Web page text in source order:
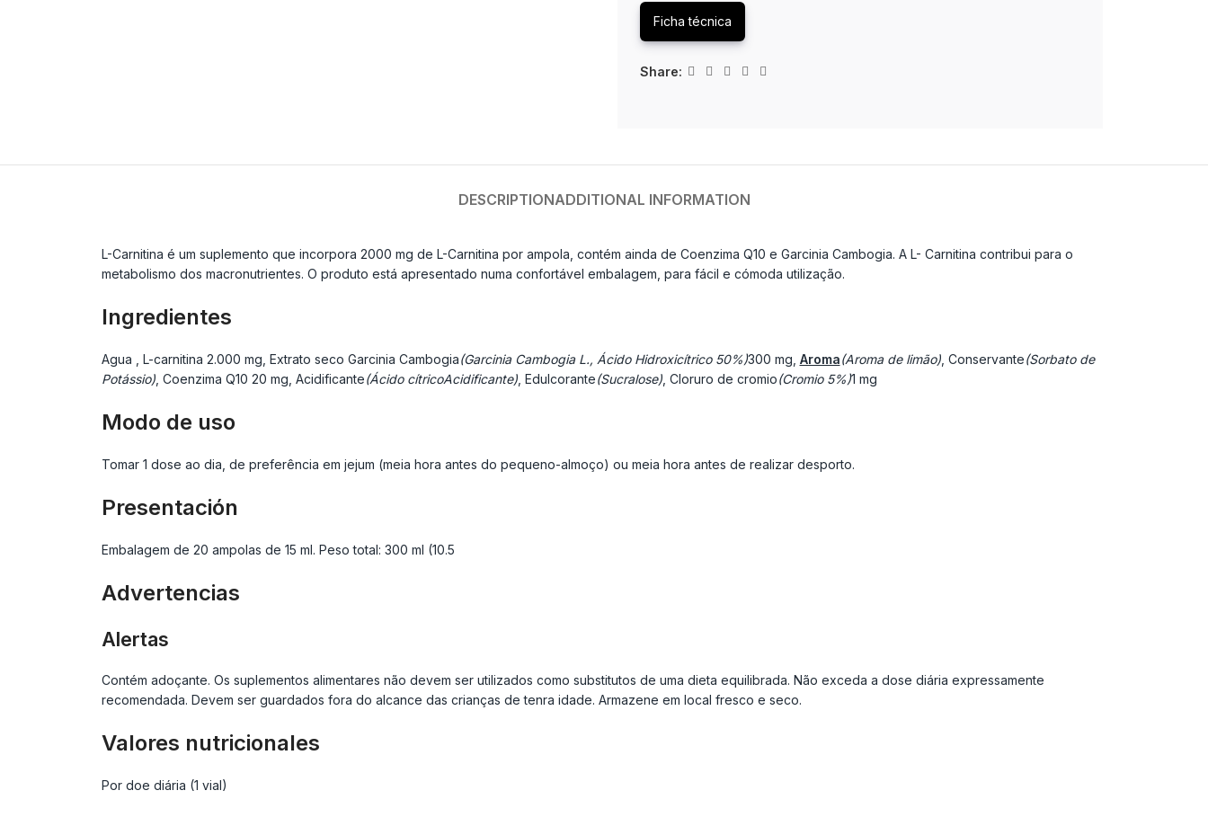
Ficha técnica
Share:
DESCRIPTIONADDITIONAL INFORMATION
L-Carnitina é um suplemento que incorpora 2000 mg de L-Carnitina por ampola, contém ainda de Coenzima Q10 e Garcinia Cambogia. A L- Carnitina contribui para o
metabolismo dos macronutrientes. O produto está apresentado numa confortável embalagem, para fácil e cómoda utilização.
Ingredientes
Agua , L-carnitina 2.000 mg, Extrato seco Garcinia Cambogia(Garcinia Cambogia L., Ácido Hidroxicítrico 50%)300 mg, Aroma(Aroma de limão), Conservante(Sorbato de
Potássio), Coenzima Q10 20 mg, Acidificante(Ácido cítricoAcidificante), Edulcorante(Sucralose), Cloruro de cromio(Cromio 5%)1 mg
Modo de uso
Tomar 1 dose ao dia, de preferência em jejum (meia hora antes do pequeno-almoço) ou meia hora antes de realizar desporto.
Presentación
Embalagem de 20 ampolas de 15 ml. Peso total: 300 ml (10.5
Advertencias
Alertas
Contém adoçante. Os suplementos alimentares não devem ser utilizados como substitutos de uma dieta equilibrada. Não exceda a dose diária expressamente
recomendada. Devem ser guardados fora do alcance das crianças de tenra idade. Armazene em local fresco e seco.
Valores nutricionales
Por doe diária (1 vial)